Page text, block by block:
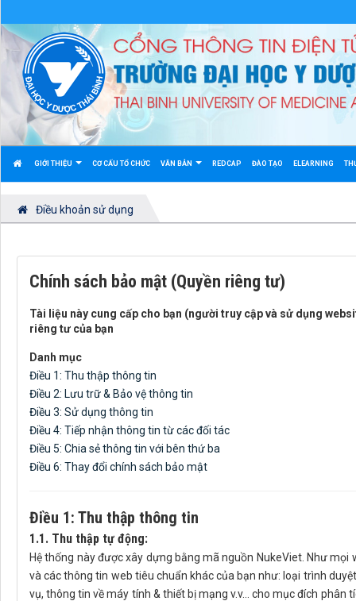
GIỚI THIỆU CƠ CẤU TỔ CHỨC VĂN BẢN REDCAP ĐÀO TẠO ELEARNING
Điều khoản sử dụng
Chính sách bảo mật (Quyền riêng tư)
Tài liệu này cung cấp cho bạn (người truy cập và sử dụng
riêng tư của bạn
Danh mục
Điều 1: Thu thập thông tin
Điều 2: Lưu trữ & Bảo vệ thông tin
Điều 3: Sử dụng thông tin
Điều 4: Tiếp nhận thông tin từ các đối tác
Điều 5: Chia sẻ thông tin với bên thứ ba
Điều 6: Thay đổi chính sách bảo mật
Điều 1: Thu thập thông tin
1.1. Thu thập tự động:
Hệ thống này được xây dựng bằng mã nguồn NukeViet. Như
và các thông tin web tiêu chuẩn khác của bạn như: loại trình
vụ, thông tin về máy tính & thiết bị mạng v.v… cho mục đích phân